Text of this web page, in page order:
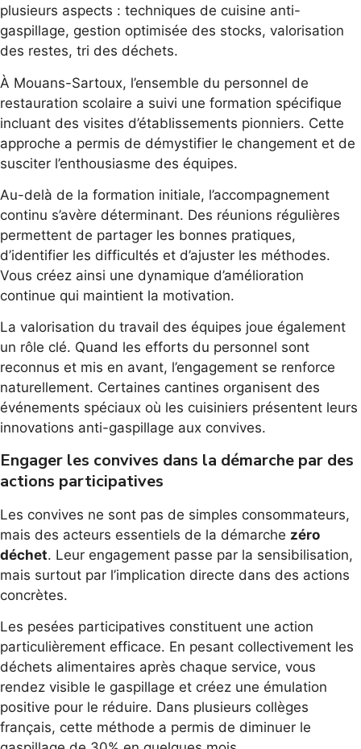
plusieurs aspects : techniques de cuisine anti-
gaspillage, gestion optimisée des stocks, valorisation
des restes, tri des déchets.
À Mouans-Sartoux, l’ensemble du personnel de
restauration scolaire a suivi une formation spécifique
incluant des visites d’établissements pionniers. Cette
approche a permis de démystifier le changement et de
susciter l’enthousiasme des équipes.
Au-delà de la formation initiale, l’accompagnement
continu s’avère déterminant. Des réunions régulières
permettent de partager les bonnes pratiques,
d’identifier les difficultés et d’ajuster les méthodes.
Vous créez ainsi une dynamique d’amélioration
continue qui maintient la motivation.
La valorisation du travail des équipes joue également
un rôle clé. Quand les efforts du personnel sont
reconnus et mis en avant, l’engagement se renforce
naturellement. Certaines cantines organisent des
événements spéciaux où les cuisiniers présentent leurs
innovations anti-gaspillage aux convives.
Engager les convives dans la démarche par des
actions participatives
Les convives ne sont pas de simples consommateurs,
mais des acteurs essentiels de la démarche zéro
déchet. Leur engagement passe par la sensibilisation,
mais surtout par l’implication directe dans des actions
concrètes.
Les pesées participatives constituent une action
particulièrement efficace. En pesant collectivement les
déchets alimentaires après chaque service, vous
rendez visible le gaspillage et créez une émulation
positive pour le réduire. Dans plusieurs collèges
français, cette méthode a permis de diminuer le